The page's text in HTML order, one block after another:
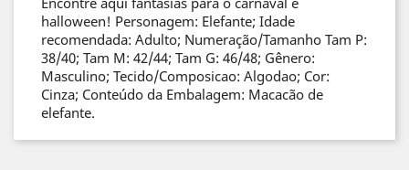
halloween! Personagem: Elefante; Idade
recomendada: Adulto; Numeração/Tamanho Tam P:
38/40; Tam M: 42/44; Tam G: 46/48; Gênero:
Masculino; Tecido/Composicao: Algodao; Cor:
Cinza; Conteúdo da Embalagem: Macacão de
elefante.